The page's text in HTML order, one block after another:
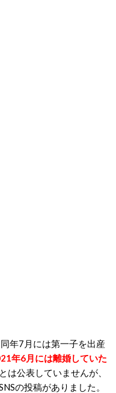
年7月には第一子を出産
年6月には離婚していた
は公表していませんが、
の投稿がありました。